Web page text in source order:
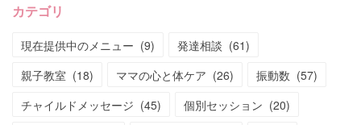
カテゴリ
現在提供中のメニュー (9) 発達相談 (61)
親子教室 (18) ママの心と体ケア (26) 振動数 (57)
チャイルドメッセージ (45) 個別セッション (20)